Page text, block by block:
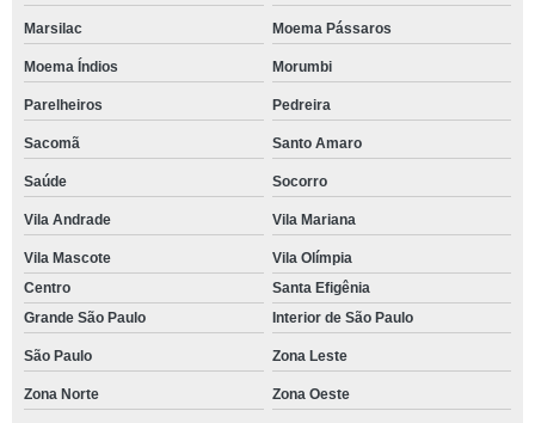
Marsilac Moema Pássaros
Moema Índios Morumbi
Parelheiros Pedreira
Sacomã Santo Amaro
Saúde Socorro
Vila Andrade Vila Mariana
Vila Mascote
Vila Olímpia
Centro
Santa Efigênia
Grande São Paulo
Interior de São Paulo
São Paulo Zona Leste
Zona Norte Zona Oeste